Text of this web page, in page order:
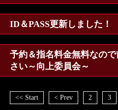
ID＆PASS更新しました！
予約＆指名料金無料なの
さい～向上委員会～
<< Start < Prev 2 3